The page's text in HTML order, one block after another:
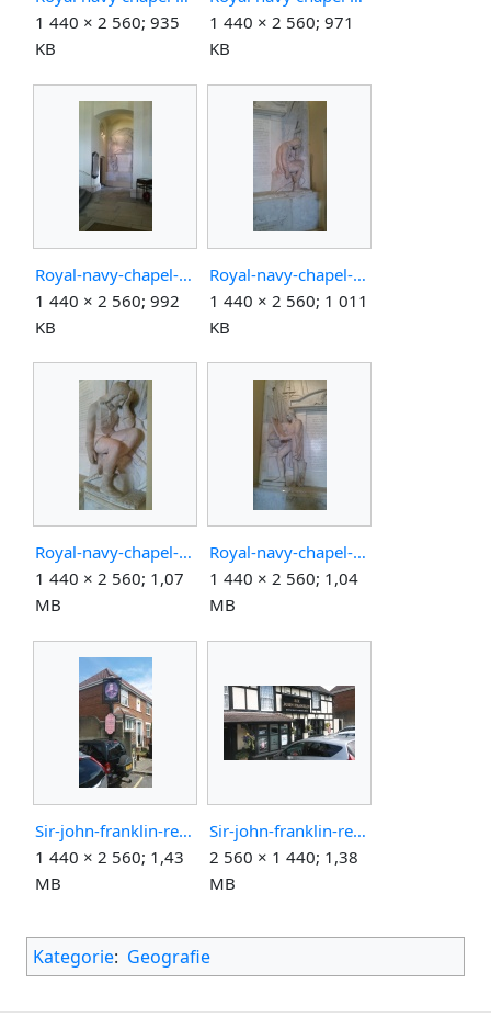
1 440 × 2 560; 935
KB
1 440 × 2 560; 971
KB
Royal-navy-chapel-pomnik-celek.jpg
1 440 × 2 560; 992
KB
Royal-navy-chapel-pomnik-konec.jpg
1 440 × 2 560; 1 011
KB
Royal-navy-chapel-pomnik-konec2.jpg
1 440 × 2 560; 1,07
MB
Royal-navy-chapel-pomnik-zacatek.jpg
1 440 × 2 560; 1,04
MB
Sir-john-franklin-restaurant-franklin.jpg
1 440 × 2 560; 1,43
MB
Sir-john-franklin-restaurant.jpg
2 560 × 1 440; 1,38
MB
Kategorie: Geografie